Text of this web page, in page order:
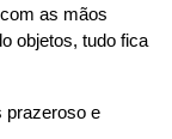
as mãos
objetos, tudo fica
prazeroso e